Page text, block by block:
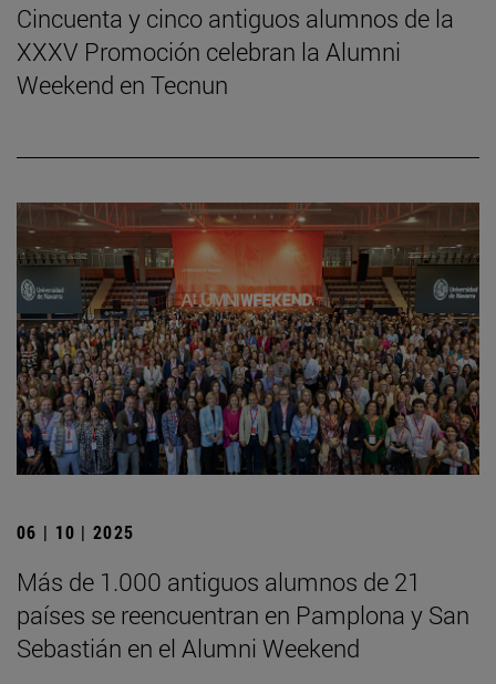
Cincuenta y cinco antiguos alumnos de la
XXXV Promoción celebran la Alumni
Weekend en Tecnun
06 | 10 | 2025
Más de 1.000 antiguos alumnos de 21
países se reencuentran en Pamplona y San
Sebastián en el Alumni Weekend